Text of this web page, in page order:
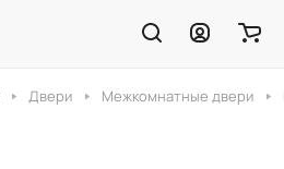
Двери Межкомнатные двери